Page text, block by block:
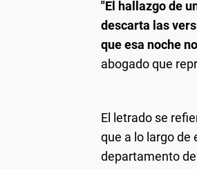
"El hallazgo de
descarta las
que esa noche
abogado que
El letrado se
que a lo largo de
departamento